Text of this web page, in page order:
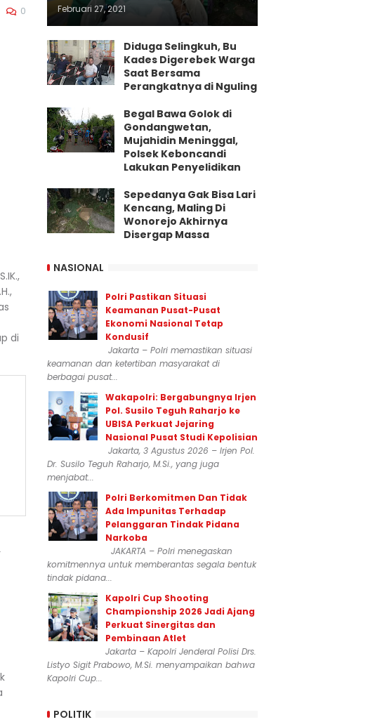
0
di
Februari 27, 2021
Diduga Selingkuh, Bu
Kades Digerebek Warga
Saat Bersama
Perangkatnya di Nguling
Begal Bawa Golok di
Gondangwetan,
Mujahidin Meninggal,
Polsek Keboncandi
Lakukan Penyelidikan
Sepedanya Gak Bisa Lari
Kencang, Maling Di
Wonorejo Akhirnya
Disergap Massa
NASIONAL
Polri Pastikan Situasi
Keamanan Pusat-Pusat
Ekonomi Nasional Tetap
Kondusif
Jakarta – Polri memastikan situasi
keamanan dan ketertiban masyarakat di
berbagai pusat...
Wakapolri: Bergabungnya Irjen
Pol. Susilo Teguh Raharjo ke
UBISA Perkuat Jejaring
Nasional Pusat Studi Kepolisian
Jakarta, 3 Agustus 2026 – Irjen Pol.
Dr. Susilo Teguh Raharjo, M.Si., yang juga
menjabat...
Polri Berkomitmen Dan Tidak
Ada Impunitas Terhadap
Pelanggaran Tindak Pidana
Narkoba
JAKARTA – Polri menegaskan
komitmennya untuk memberantas segala bentuk
tindak pidana...
Kapolri Cup Shooting
Championship 2026 Jadi Ajang
Perkuat Sinergitas dan
Pembinaan Atlet
Jakarta – Kapolri Jenderal Polisi Drs.
Listyo Sigit Prabowo, M.Si. menyampaikan bahwa
Kapolri Cup...
POLITIK